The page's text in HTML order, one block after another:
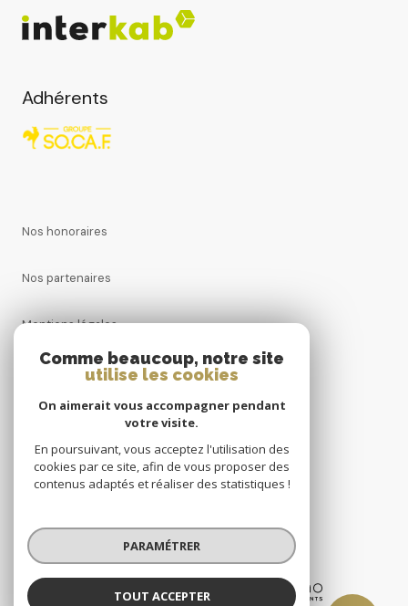
Adhérents
Nos honoraires
Nos partenaires
Mentions légales
Cookies
© 2026 | Tous droits réservés
Réalisé par
Comme beaucoup, notre site
utilise les cookies
On aimerait vous accompagner pendant
votre visite.
En poursuivant, vous acceptez l'utilisation des
cookies par ce site, afin de vous proposer des
contenus adaptés et réaliser des statistiques !
PARAMÉTRER
TOUT ACCEPTER